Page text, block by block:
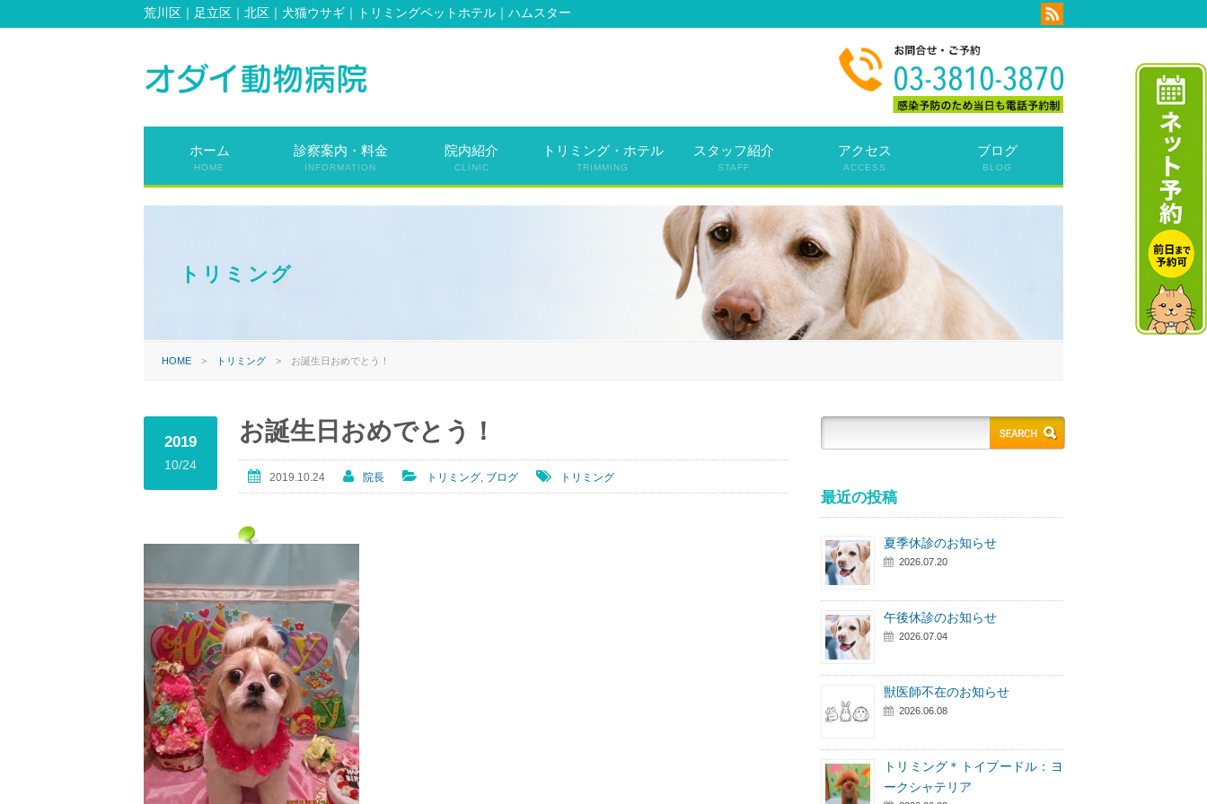
荒川区｜足立区｜北区｜犬猫ウサギ｜トリミングペットホテル｜ハムスター
ホーム
HOME
診察案内・料金
INFORMATION
院内紹介
CLINIC
トリミング・ホテル
TRIMMING
スタッフ紹介
STAFF
アクセス
ACCESS
ブログ
BLOG
トリミング
HOME > トリミング > お誕生日おめでとう！
2019
10/24
お誕生日おめでとう！
2019.10.24 院長 トリミング ブログ トリミング
最近の投稿
夏季休診のお知らせ
2026.07.20
午後休診のお知らせ
2026.07.04
獣医師不在のお知らせ
2026.06.08
トリミング＊トイプードル：ヨ
ークシャテリア